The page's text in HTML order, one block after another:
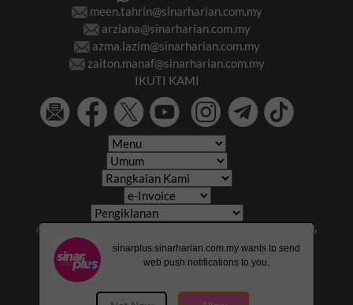
meen.tahrin@sinarharian.com.my
arziana@sinarharian.com.my
azma.lazim@sinarharian.com.my
zaiton.manaf@sinarharian.com.my
IKUTI KAMI
© 2026 All Rights Reserved • Karangkraf Group • © 2026
Hakcipta Terpelihara • Kumpulan Karangkraf